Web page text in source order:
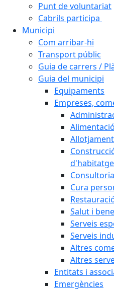
Punt de voluntariat
Cabrils participa
Municipi
Com arribar-hi
Transport públic
Guia de carrers /
Guia del municipi
Equipaments
Empreses,
Alimentació
Cura
Salut i
Serveis
Serveis
Altres
Altres
Entitats i
Emergències